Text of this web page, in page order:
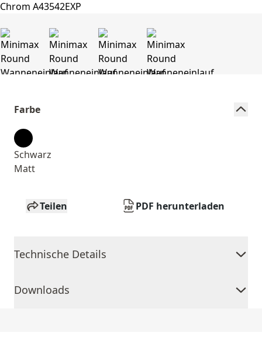
Farbe
Schwarz
Matt
Teilen PDF herunterladen
Technische Details
Downloads